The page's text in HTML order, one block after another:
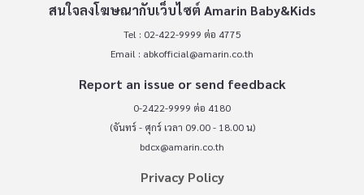
สนใจลงโฆษณากับเว็บไซต์ Amarin Baby&Kids
Tel : 02-422-9999 ต่อ 4775
Email : abkofficial@amarin.co.th
Report an issue or send feedback
0-2422-9999 ต่อ 4180
(จันทร์ - ศุกร์ เวลา 09.00 - 18.00 น)
bdcx@amarin.co.th
Privacy Policy